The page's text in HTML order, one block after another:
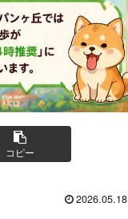
コピー
2026.05.18